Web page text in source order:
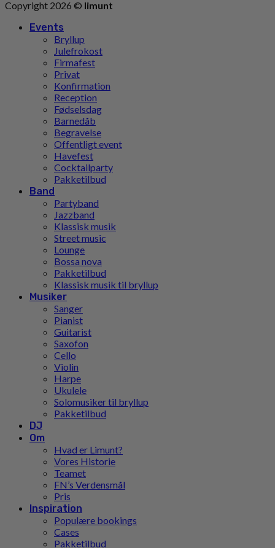
Copyright 2026 © limunt
Events
Bryllup
Julefrokost
Firmafest
Privat
Konfirmation
Reception
Fødselsdag
Barnedåb
Begravelse
Offentligt event
Havefest
Cocktailparty
Pakketilbud
Band
Partyband
Jazzband
Klassisk musik
Street music
Lounge
Bossa nova
Pakketilbud
Klassisk musik til bryllup
Musiker
Sanger
Pianist
Guitarist
Saxofon
Cello
Violin
Harpe
Ukulele
Solomusiker til bryllup
Pakketilbud
DJ
Om
Hvad er Limunt?
Vores Historie
Teamet
FN’s Verdensmål
Pris
Inspiration
Populære bookings
Cases
Pakketilbud